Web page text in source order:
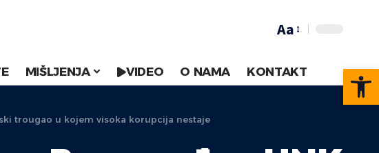
Aa
MIŠLJENJA VIDEO O NAMA KONTAKT
trougao u kojem visoka korupcija nestaje